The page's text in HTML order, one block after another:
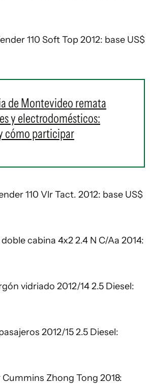
110 Soft Top 2012: base US$
de Montevideo remata
y electrodomésticos:
cómo participar
110 Vlr Tact. 2012: base US$
cabina 4x2 2.4 N C/Aa 2014:
vidriado 2012/14 2.5 Diesel:
2012/15 2.5 Diesel:
Zhong Tong 2018: